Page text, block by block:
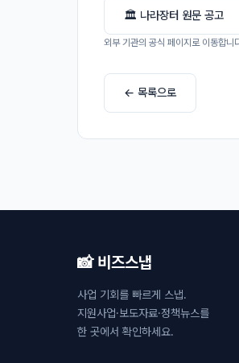
🏛 나라장터 원문 공고
외부 기관의 공식 페이지로 이동합니
← 목록으로
📸 비즈스냅
사업 기회를 빠르게 스냅.
지원사업·보도자료·정책뉴스를
한 곳에서 확인하세요.